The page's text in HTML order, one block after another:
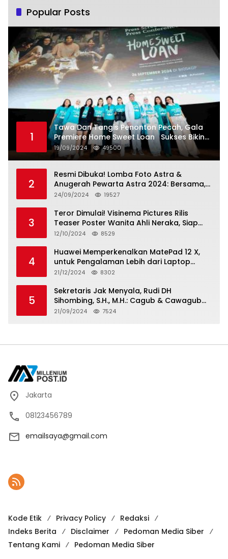
Popular Posts
1
Tawa Dan Tangis Penonton Pecah, Gala
Premiere Home Sweet Loan Sukses Bikin
Penonton Lihat Diri Sendiri di Layar
19/09/2024 49500
2
Resmi Dibuka! Lomba Foto Astra &
Anugerah Pewarta Astra 2024: Bersama,
Berkarya, Berkelanjutan
24/09/2024 19527
3
Teror Dimulai! Visinema Pictures Rilis
Teaser Poster Wanita Ahli Neraka, Siap
Tayang di Bioskop 14 November 2024
12/10/2024 8529
4
Huawei Memperkenalkan MatePad 12 X,
untuk Pengalaman Lebih dari Laptop
dengan Layar Ultra Bright dan Desain
Standar Baru untuk Produktivitas di Mana
Saja
21/12/2024 8302
5
Sekretaris Jak Menyala, Rudi DH
Sihombing, S.H., M.H.: Cagub & Cawagub
DKI Jakarta Pramono Anung dan Rano
21/09/2024 7524
Jakarta
08123456789
emailsaya@gmail.com
Kode Etik Privacy Policy
Redaksi
Indeks Berita
Disclaimer
Pedoman Media Siber
Tentang Kami
Pedoman Media Siber